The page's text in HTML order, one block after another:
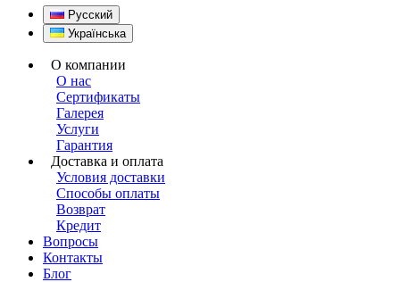
Русский
Українська
О компании
О нас
Сертификаты
Галерея
Услуги
Гарантия
Доставка и оплата
Условия доставки
Способы оплаты
Возврат
Кредит
Вопросы
Контакты
Блог